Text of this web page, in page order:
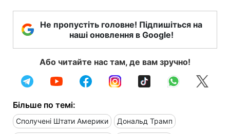
Не пропустіть головне! Підпишіться на
наші оновлення в Google!
Або читайте нас там, де вам зручно!
Більше по темі:
Сполучені Штати Америки Дональд Трамп